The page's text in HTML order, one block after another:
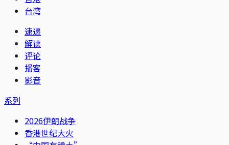
台湾
速递
解读
评论
播客
影音
系列
2026伊朗战争
香港世纪大火